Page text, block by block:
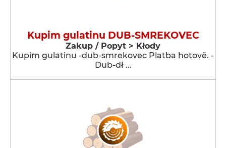
Kupim gulatinu DUB-SMREKOVEC
Zakup / Popyt > Kłody
Kupim gulatinu -dub-smrekovec Platba hotově. -
Dub-dł …